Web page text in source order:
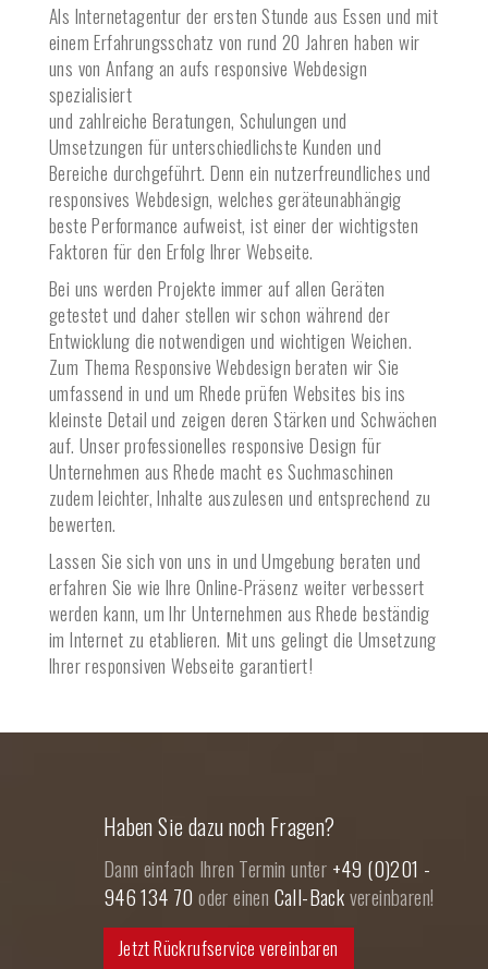
Als Internetagentur der ersten Stunde aus Essen und mit
einem Erfahrungsschatz von rund 20 Jahren haben wir
uns von Anfang an aufs responsive Webdesign
spezialisiert
und zahlreiche Beratungen, Schulungen und
Umsetzungen für unterschiedlichste Kunden und
Bereiche durchgeführt. Denn ein nutzerfreundliches und
responsives Webdesign, welches geräteunabhängig
beste Performance aufweist, ist einer der wichtigsten
Faktoren für den Erfolg Ihrer Webseite.
Bei uns werden Projekte immer auf allen Geräten
getestet und daher stellen wir schon während der
Entwicklung die notwendigen und wichtigen Weichen.
Zum Thema Responsive Webdesign beraten wir Sie
umfassend in und umRhedeprüfen Websites bis ins
kleinste Detail und zeigen deren Stärken und Schwächen
auf. Unser professionelles responsive Design für
Unternehmen ausRhede macht es Suchmaschinen
zudem leichter, Inhalte auszulesen und entsprechend zu
bewerten.
Lassen Sie sich von uns in und Umgebung beraten und
erfahren Sie wie Ihre Online-Präsenz weiter verbessert
werden kann, um Ihr Unternehmen ausRhede beständig
im Internet zu etablieren. Mit uns gelingt die Umsetzung
Ihrer responsiven Webseite garantiert!
Haben Sie dazu noch Fragen?
Dann einfach Ihren Termin unter +49 (0)201 -
946 134 70 oder einen Call-Backvereinbaren!
Jetzt Rückrufservice vereinbaren